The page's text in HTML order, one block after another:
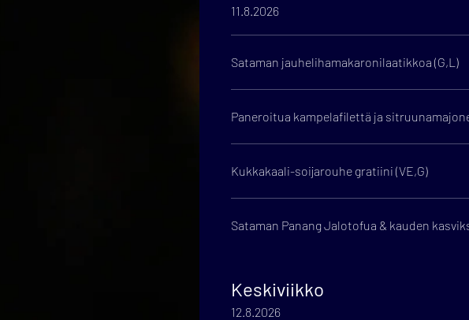
11.8.2026
Sataman jauhelihamakaronilaatikkoa (G,L)
Paneroitua kampelafilettä ja
Kukkakaali-soijarouhe gratiini (VE,G)
Sataman Panang Jalotofua & kauden
Keskiviikko
12.8.2026